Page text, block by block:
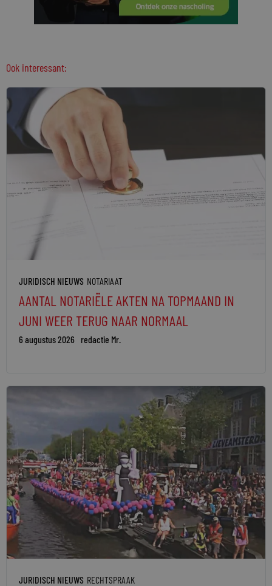
Ook interessant:
JURIDISCH NIEUWS NOTARIAAT
AANTAL NOTARIËLE AKTEN NA TOPMAAND IN
JUNI WEER TERUG NAAR NORMAAL
6 augustus 2026 redactie Mr.
JURIDISCH NIEUWS RECHTSPRAAK